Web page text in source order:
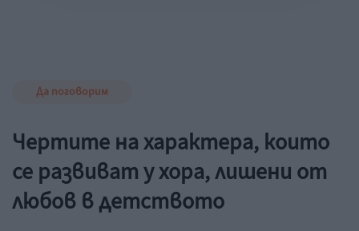
Да поговорим
Чертите на характера, които
се развиват у хора, лишени от
любов в детството